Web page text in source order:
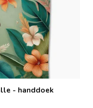
- handdoek